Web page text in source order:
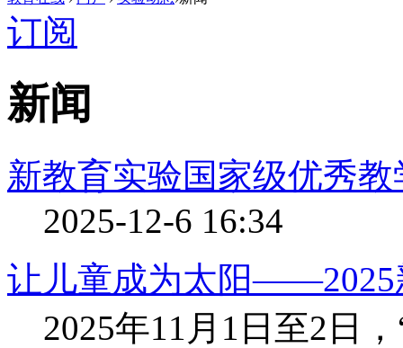
订阅
新闻
新教育实验国家级优秀
2025-12-6 16:34
让儿童成为太阳——2025
2025年11月1日至2日